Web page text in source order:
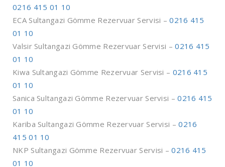
0216 415 01 10
ECA Sultangazi Gömme Rezervuar Servisi –0216 415
01 10
Valsir Sultangazi Gömme Rezervuar Servisi –0216 415
01 10
Kiwa Sultangazi Gömme Rezervuar Servisi – 0216 415
01 10
Sanica Sultangazi Gömme Rezervuar Servisi –0216 415
01 10
Kariba Sultangazi Gömme Rezervuar Servisi –0216
415 01 10
NKP Sultangazi Gömme Rezervuar Servisi –0216 415
01 10